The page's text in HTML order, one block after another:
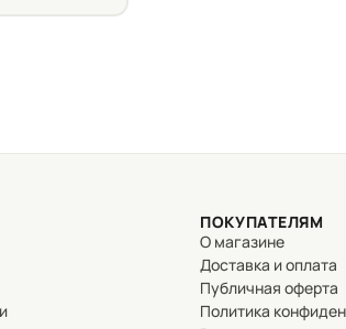
ПОКУПАТЕЛЯМ
О магазине
Доставка и оплата
Публичная оферта
Политика